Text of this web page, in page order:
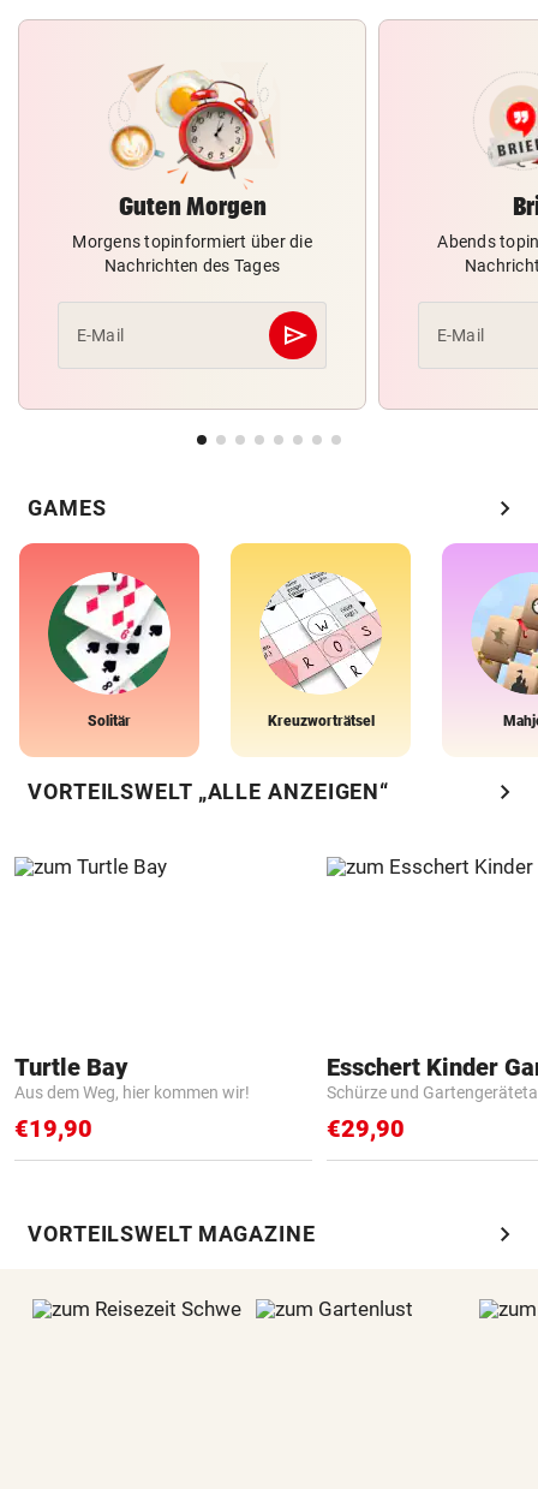
Guten Morgen
Morgens topinformiert über die
Nachrichten des Tages
E-Mail send
Abschicken
Abends
E-Mail
GAMES chevron_right
Solitär Kreuzworträtsel
VORTEILSWELT „ALLE ANZEIGEN“ chevron_right
Turtle Bay
Aus dem Weg, hier kommen wir!
€19,90
Schürze und
€29,90
VORTEILSWELT MAGAZINE chevron_right